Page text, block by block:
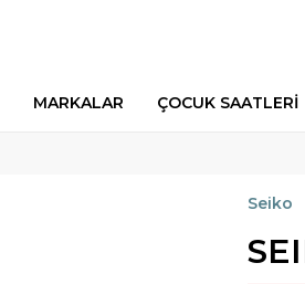
MARKALAR ÇOCUK SAATLERİ
Seiko